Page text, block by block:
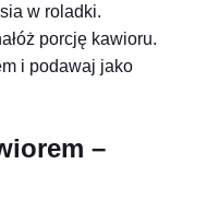
w roladki.
porcję kawioru.
i podawaj jako
–